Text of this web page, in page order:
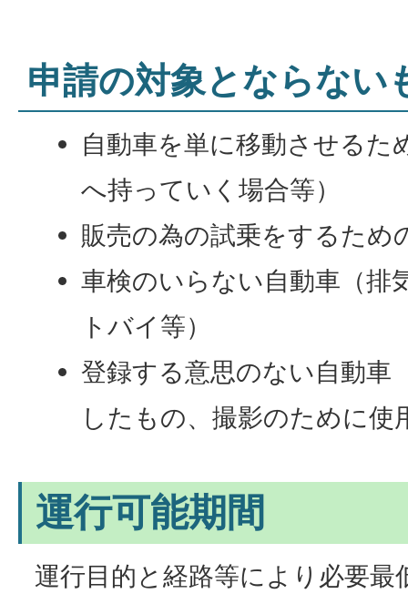
申請の対象とならない
自動車を単に移動させるた
へ持っていく場合等）
販売の為の試乗をするため
車検のいらない自動車（排
トバイ等）
登録する意思のない自動車
したもの、撮影のために使
運行可能期間
運行目的と経路等により必要最